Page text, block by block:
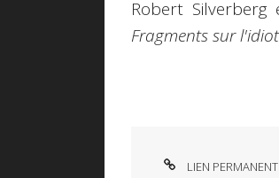
Robert
Fragments sur
LIEN PERMANENT